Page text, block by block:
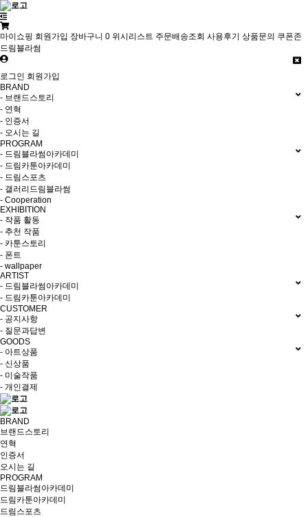
마이쇼핑 회원가입 장바구니 0 위시리스트 주문배송조회 사용후기 상품문의 쿠폰존
드림블라썸
로그인 회원가입
BRAND
- 브랜드스토리
- 연혁
- 인증서
- 오시는 길
PROGRAM
- 드림블라썸아카데미
- 드림카툰아카데미
- 드림스포츠
- 갤러리드림블라썸
- Cooperation
EXHIBITION
- 작품 활동
- 추천 작품
- 카툰스토리
- 폰트
- wallpaper
ARTIST
- 드림블라썸아카데미
- 드림카툰아카데미
CUSTOMER
- 공지사항
- 질문과답변
GOODS
- 아트상품
- 신상품
- 미술작품
- 개인결제
BRAND
브랜드스토리
연혁
인증서
오시는 길
PROGRAM
드림블라썸아카데미
드림카툰아카데미
드림스포츠